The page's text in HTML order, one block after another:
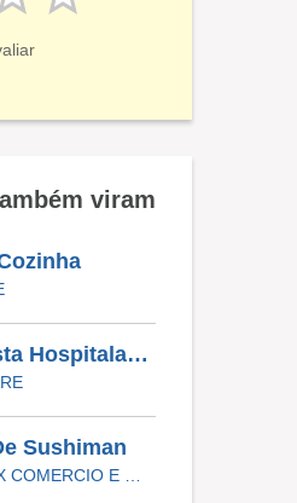
viram
Nutricionista Hospitalar – Guarulhos/SP
Sushiman